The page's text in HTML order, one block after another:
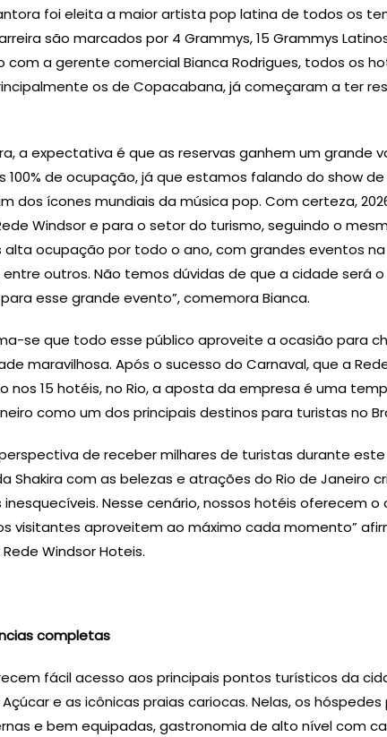
foi eleita a maior artista pop latina de todos os
são marcados por 4 Grammys, 15 Grammys
a gerente comercial Bianca Rodrigues, todos os
os de Copacabana, já começaram a ter
a expectativa é que as reservas ganhem um grande
100% de ocupação, já que estamos falando do show
dos ícones mundiais da música pop. Com certeza,
Windsor e para o setor do turismo, seguindo o
alta ocupação por todo o ano, com grandes eventos
entre outros. Não temos dúvidas de que a cidade será
esse grande evento”, comemora Bianca.
se que todo esse público aproveite a ocasião para
maravilhosa. Após o sucesso do Carnaval, que a
nos 15 hotéis, no Rio, a aposta da empresa é uma
como um dos principais destinos para turistas no
de receber milhares de turistas durante
Shakira com as belezas e atrações do Rio de Janeiro
Nesse cenário, nossos hotéis oferecem o
visitantes aproveitem ao máximo cada momento”
Windsor Hoteis.
completas
fácil acesso aos principais pontos turísticos da
e as icônicas praias cariocas. Nelas, os
e bem equipadas, gastronomia de alto nível com